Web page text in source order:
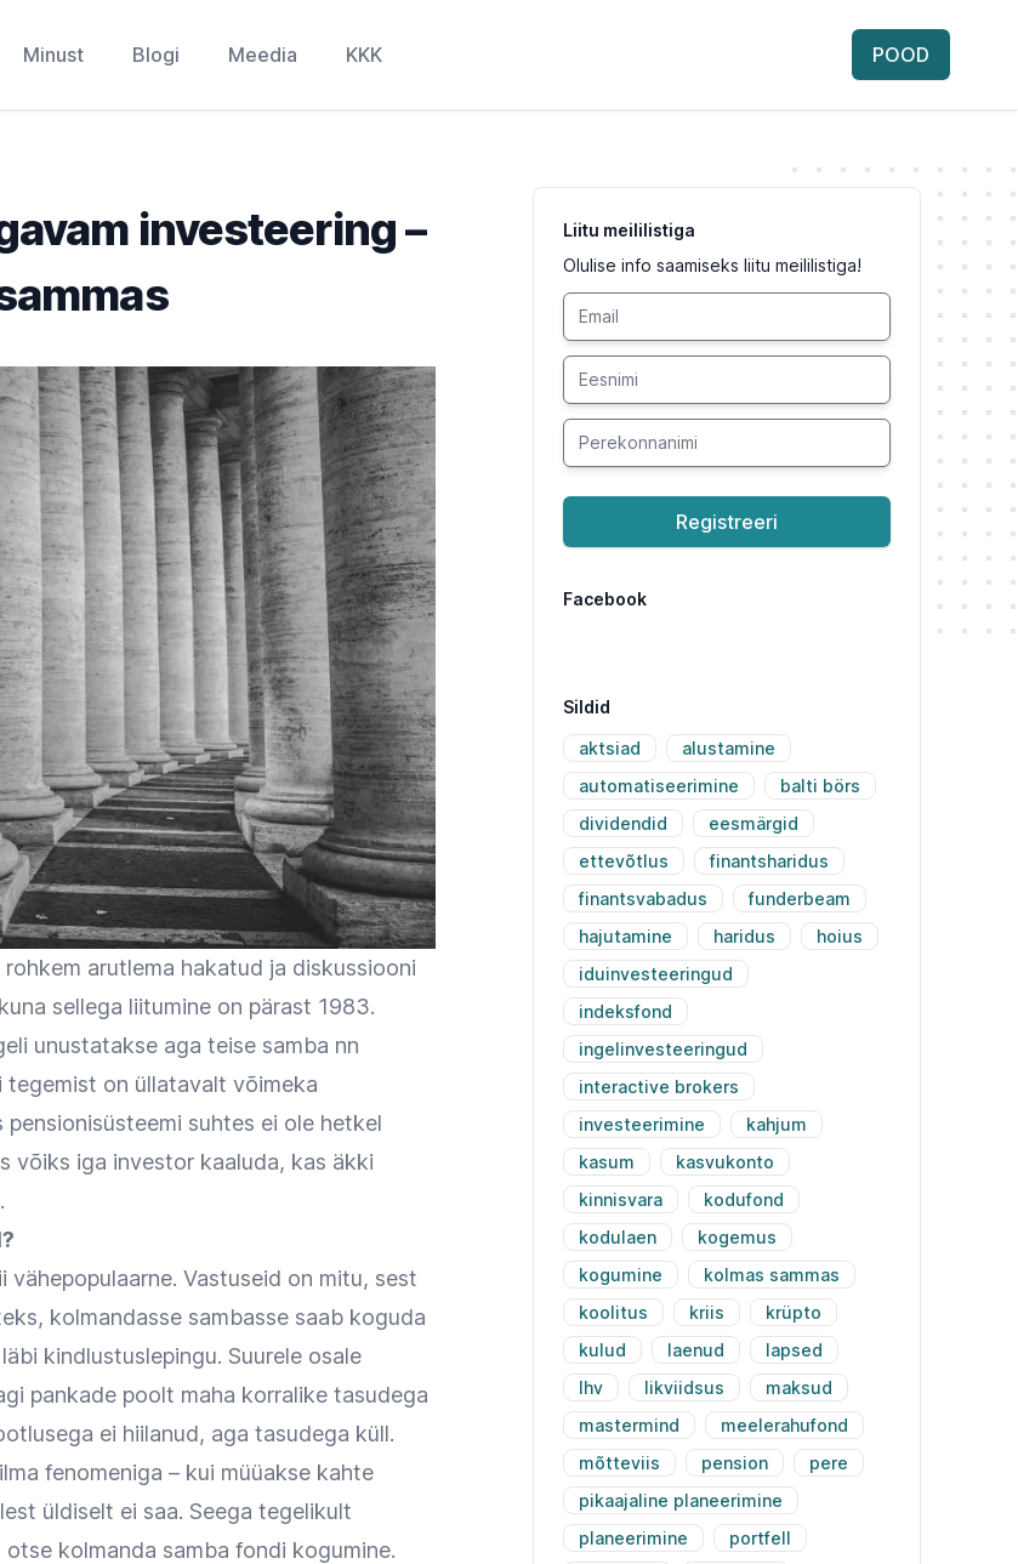
Minust Blogi Meedia KKK POOD
investeering –
arutlema hakatud ja diskussiooni
sellega liitumine on pärast 1983.
unustatakse aga teise samba nn
tegemist on üllatavalt võimeka
suhtes ei ole hetkel
võiks iga investor kaaluda, kas äkki
vähepopulaarne. Vastuseid on mitu, sest
kolmandasse sambasse saab koguda
kindlustuslepingu. Suurele osale
pankade poolt maha korralike tasudega
ei hiilanud, aga tasudega küll.
fenomeniga – kui müüakse kahte
üldiselt ei saa. Seega tegelikult
kolmanda samba fondi kogumine.
Liitu meililistiga
Olulise info saamiseks liitu meililistiga!
Registreeri
Facebook
Sildid
aktsiad
alustamine
automatiseerimine
balti börs
dividendid
eesmärgid
ettevõtlus
finantsharidus
finantsvabadus
funderbeam
hajutamine
haridus
hoius
iduinvesteeringud
indeksfond
ingelinvesteeringud
interactive brokers
investeerimine
kahjum
kasum
kasvukonto
kinnisvara
kodufond
kodulaen
kogemus
kogumine
kolmas sammas
koolitus
kriis
krüpto
kulud
laenud
lapsed
lhv
likviidsus
maksud
mastermind
meelerahufond
mõtteviis
pension
pere
pikaajaline planeerimine
planeerimine
portfell